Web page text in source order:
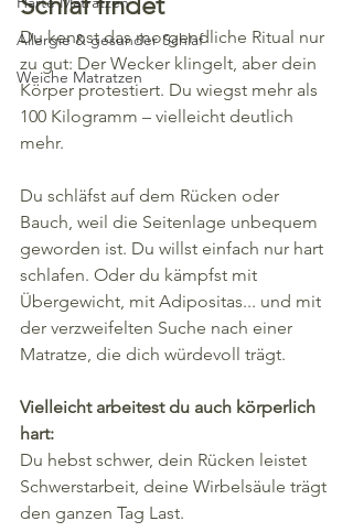
Allergie & gesunder Schlaf
Weiche Matratzen
Du kennst das morgendliche Ritual nur
zu gut: Der Wecker klingelt, aber dein
Körper protestiert. Du wiegst mehr als
100 Kilogramm – vielleicht deutlich
mehr.
Du schläfst auf dem Rücken oder
Bauch, weil die Seitenlage unbequem
geworden ist. Du willst einfach nur hart
schlafen. Oder du kämpfst mit
Übergewicht, mit Adipositas... und mit
der verzweifelten Suche nach einer
Matratze, die dich würdevoll trägt.
Vielleicht arbeitest du auch körperlich
hart:
Du hebst schwer, dein Rücken leistet
Schwerstarbeit, deine Wirbelsäule trägt
den ganzen Tag Last.